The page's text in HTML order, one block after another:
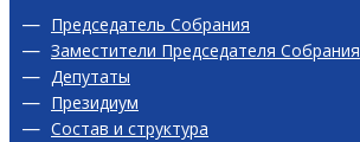
Председатель Собрания
Заместители Председателя Собрания
Депутаты
Президиум
Состав и структура